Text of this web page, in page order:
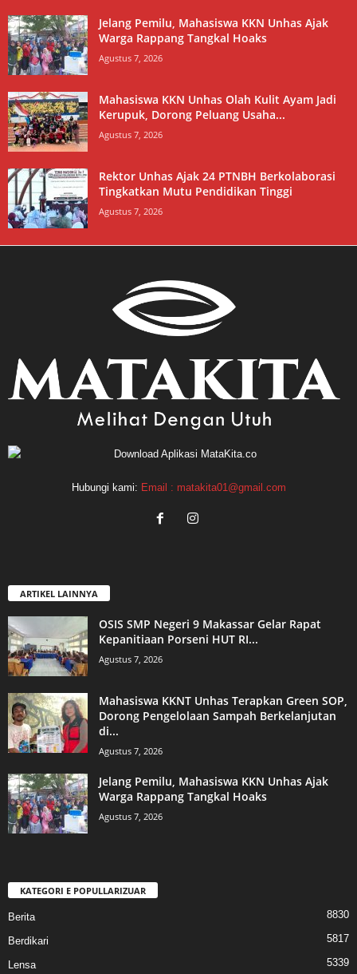
Jelang Pemilu, Mahasiswa KKN Unhas Ajak
Warga Rappang Tangkal Hoaks
Agustus 7, 2026
Mahasiswa KKN Unhas Olah Kulit Ayam Jadi
Kerupuk, Dorong Peluang Usaha...
Agustus 7, 2026
Rektor Unhas Ajak 24 PTNBH Berkolaborasi
Tingkatkan Mutu Pendidikan Tinggi
Agustus 7, 2026
Hubungi kami: Email : matakita01@gmail.com
ARTIKEL LAINNYA
OSIS SMP Negeri 9 Makassar Gelar Rapat
Kepanitiaan Porseni HUT RI...
Agustus 7, 2026
Mahasiswa KKNT Unhas Terapkan Green SOP,
Dorong Pengelolaan Sampah Berkelanjutan
di...
Agustus 7, 2026
Jelang Pemilu, Mahasiswa KKN Unhas Ajak
Warga Rappang Tangkal Hoaks
Agustus 7, 2026
KATEGORI E POPULLARIZUAR
Berita 8830
Berdikari 5817
Lensa 5339